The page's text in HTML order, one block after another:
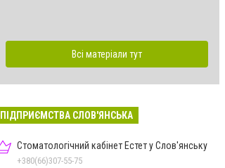
Всі матеріали тут
ПІДПРИЄМСТВА СЛОВ'ЯНСЬКА
Стоматологічний кабінет Естет у Слов'янську
+380(66)307-55-75